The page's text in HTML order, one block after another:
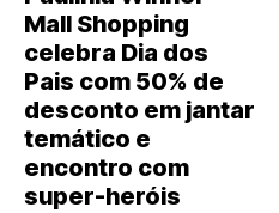
Mall Shopping
celebra Dia dos
Pais com 50% de
desconto em jantar
temático e
encontro com
super-heróis